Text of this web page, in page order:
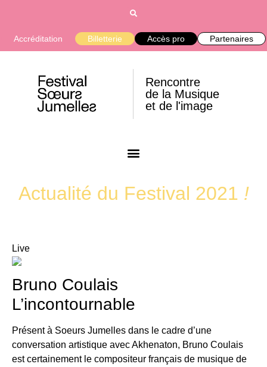
Accréditation Billetterie Accès pro Partenaires
Rencontre
de la Musique
et de l'image
Actualité du Festival 2021 !
Live
Bruno Coulais
L’incontournable
Présent à Soeurs Jumelles dans le cadre d’une
conversation artistique avec Akhenaton, Bruno Coulais
est certainement le compositeur français de musique de